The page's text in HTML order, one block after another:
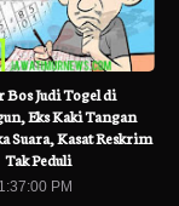
Judi Togel di
Eks Kaki Tangan
Suara, Kasat Reskrim
Tak Peduli
PM